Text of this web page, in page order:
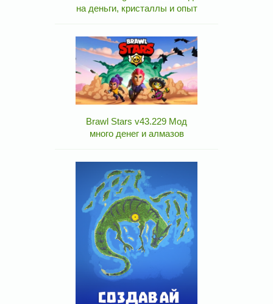
на деньги, кристаллы и опыт
Brawl Stars v43.229 Мод
много денег и алмазов